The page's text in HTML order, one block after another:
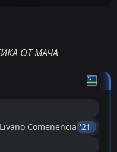
ОТ МАЧА
Livano Comenencia '21 ︎